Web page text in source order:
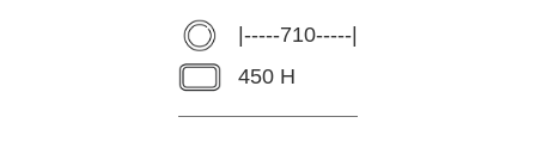
|-----710-----|
450 H